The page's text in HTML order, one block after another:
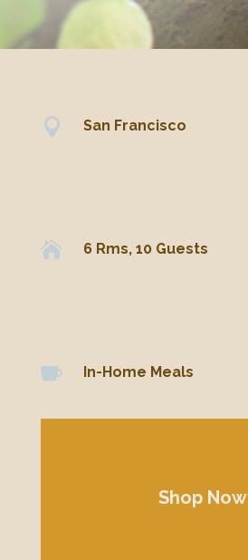
 San Francisco
 6 Rms, 10 Guests
 In-Home Meals
Shop Now